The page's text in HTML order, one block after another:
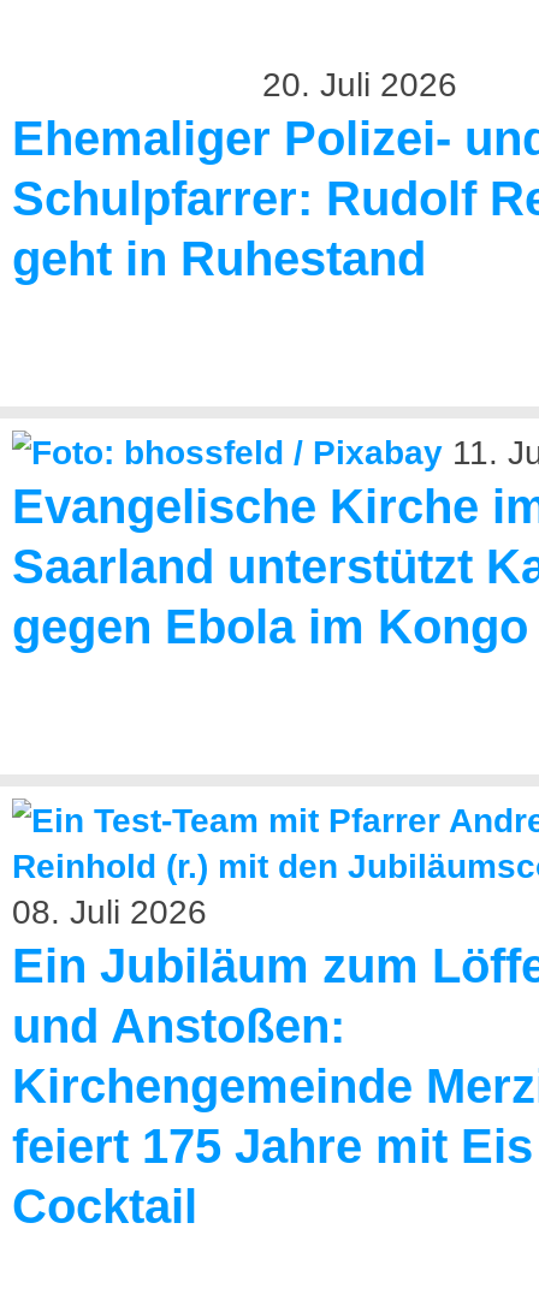
20. Juli 2026
Ehemaliger Polizei-
Schulpfarrer: Rudolf
geht in Ruhestand
11.
Evangelische Kirche
Saarland unterstützt
gegen Ebola im Kongo
08. Juli 2026
Ein Jubiläum zum
und Anstoßen:
Kirchengemeinde
feiert 175 Jahre mit
Cocktail